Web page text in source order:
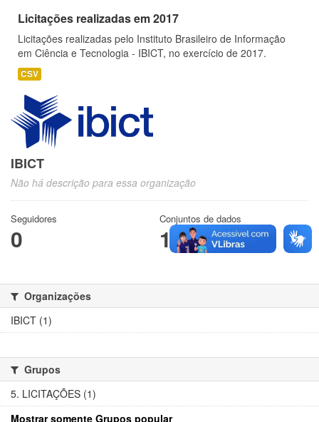
Licitações realizadas em 2017
Licitações realizadas pelo Instituto Brasileiro de Informação
em Ciência e Tecnologia - IBICT, no exercício de 2017.
CSV
IBICT
Não há descrição para essa organização
Seguidores
0
Conjuntos de dados
1
Organizações
IBICT (1)
Grupos
5. LICITAÇÕES (1)
Mostrar somente Grupos popular